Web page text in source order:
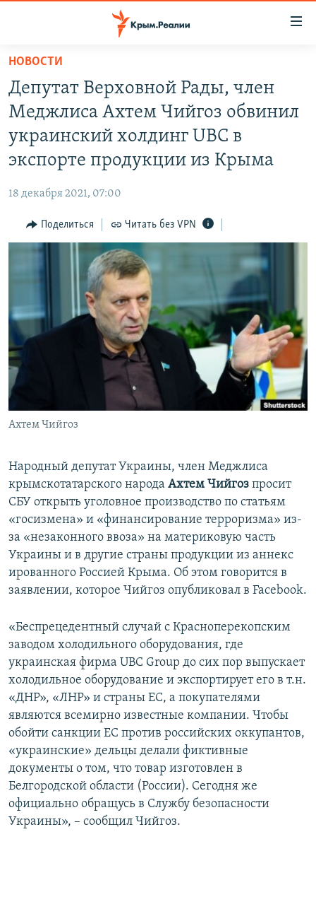
Вернуться
основному
содержанию
главной
Вернутся
поиску
СПЕЦПРОЕКТЫ
ИНТЕРАКТИВ
ИНФОГРАФИКА
ТЕЛЕПРОЕКТ КРЫМ.РЕАЛИИ
СОВЕТЫ ПРАВОЗАЩИТНИКОВ
ПРОПАВШИЕ БЕЗ ВЕСТИ
ПОБЕДИТЕЛЕЙ НЕ СУДЯТ?
КРЫМ.НЕПОКОРЕННЫЙ
УКРАИНСКАЯ ПРОБЛЕМА КРЫМА
РАДІО СВОБОДА
КАК ОБОЙТИ БЛОКИРОВКУ
ПРИСОЕДИНЯЙТЕСЬ!
Все сайты RFE/RL
НОВОСТИ
Депутат Верховной Рады, член
Меджлиса Ахтем Чийгоз обвинил
украинский холдинг UBC в
экспорте продукции из Крыма
18 декабря 2021, 07:00
Поделиться Читать без VPN
Ахтем Чийгоз
Народный депутат Украины, член Меджлиса
крымскотатарского народа Ахтем Чийгоз просит
СБУ открыть уголовное производство по статьям
«госизмена» и «финансирование терроризма» из-
за «незаконного ввоза» на материковую часть
Украины и в другие страны продукции из аннекс
ированного Россией Крыма. Об этом говорится в
заявлении, которое Чийгоз опубликовал в Facebook.
«Беспрецедентный случай с Красноперекопским
заводом холодильного оборудования, где
украинская фирма UBC Group до сих пор выпускает
холодильное оборудование и экспортирует его в т.н.
«ДНР», «ЛНР» и страны ЕС, а покупателями
являются всемирно известные компании. Чтобы
обойти санкции ЕС против российских оккупантов,
«украинские» дельцы делали фиктивные
документы о том, что товар изготовлен в
Белгородской области (России). Сегодня же
официально обращусь в Службу безопасности
Украины», – сообщил Чийгоз.